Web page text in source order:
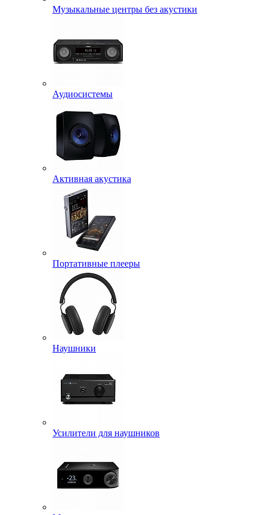
Музыкальные центры без акустики
Аудиосистемы
Активная акустика
Портативные плееры
Наушники
Усилители для наушников